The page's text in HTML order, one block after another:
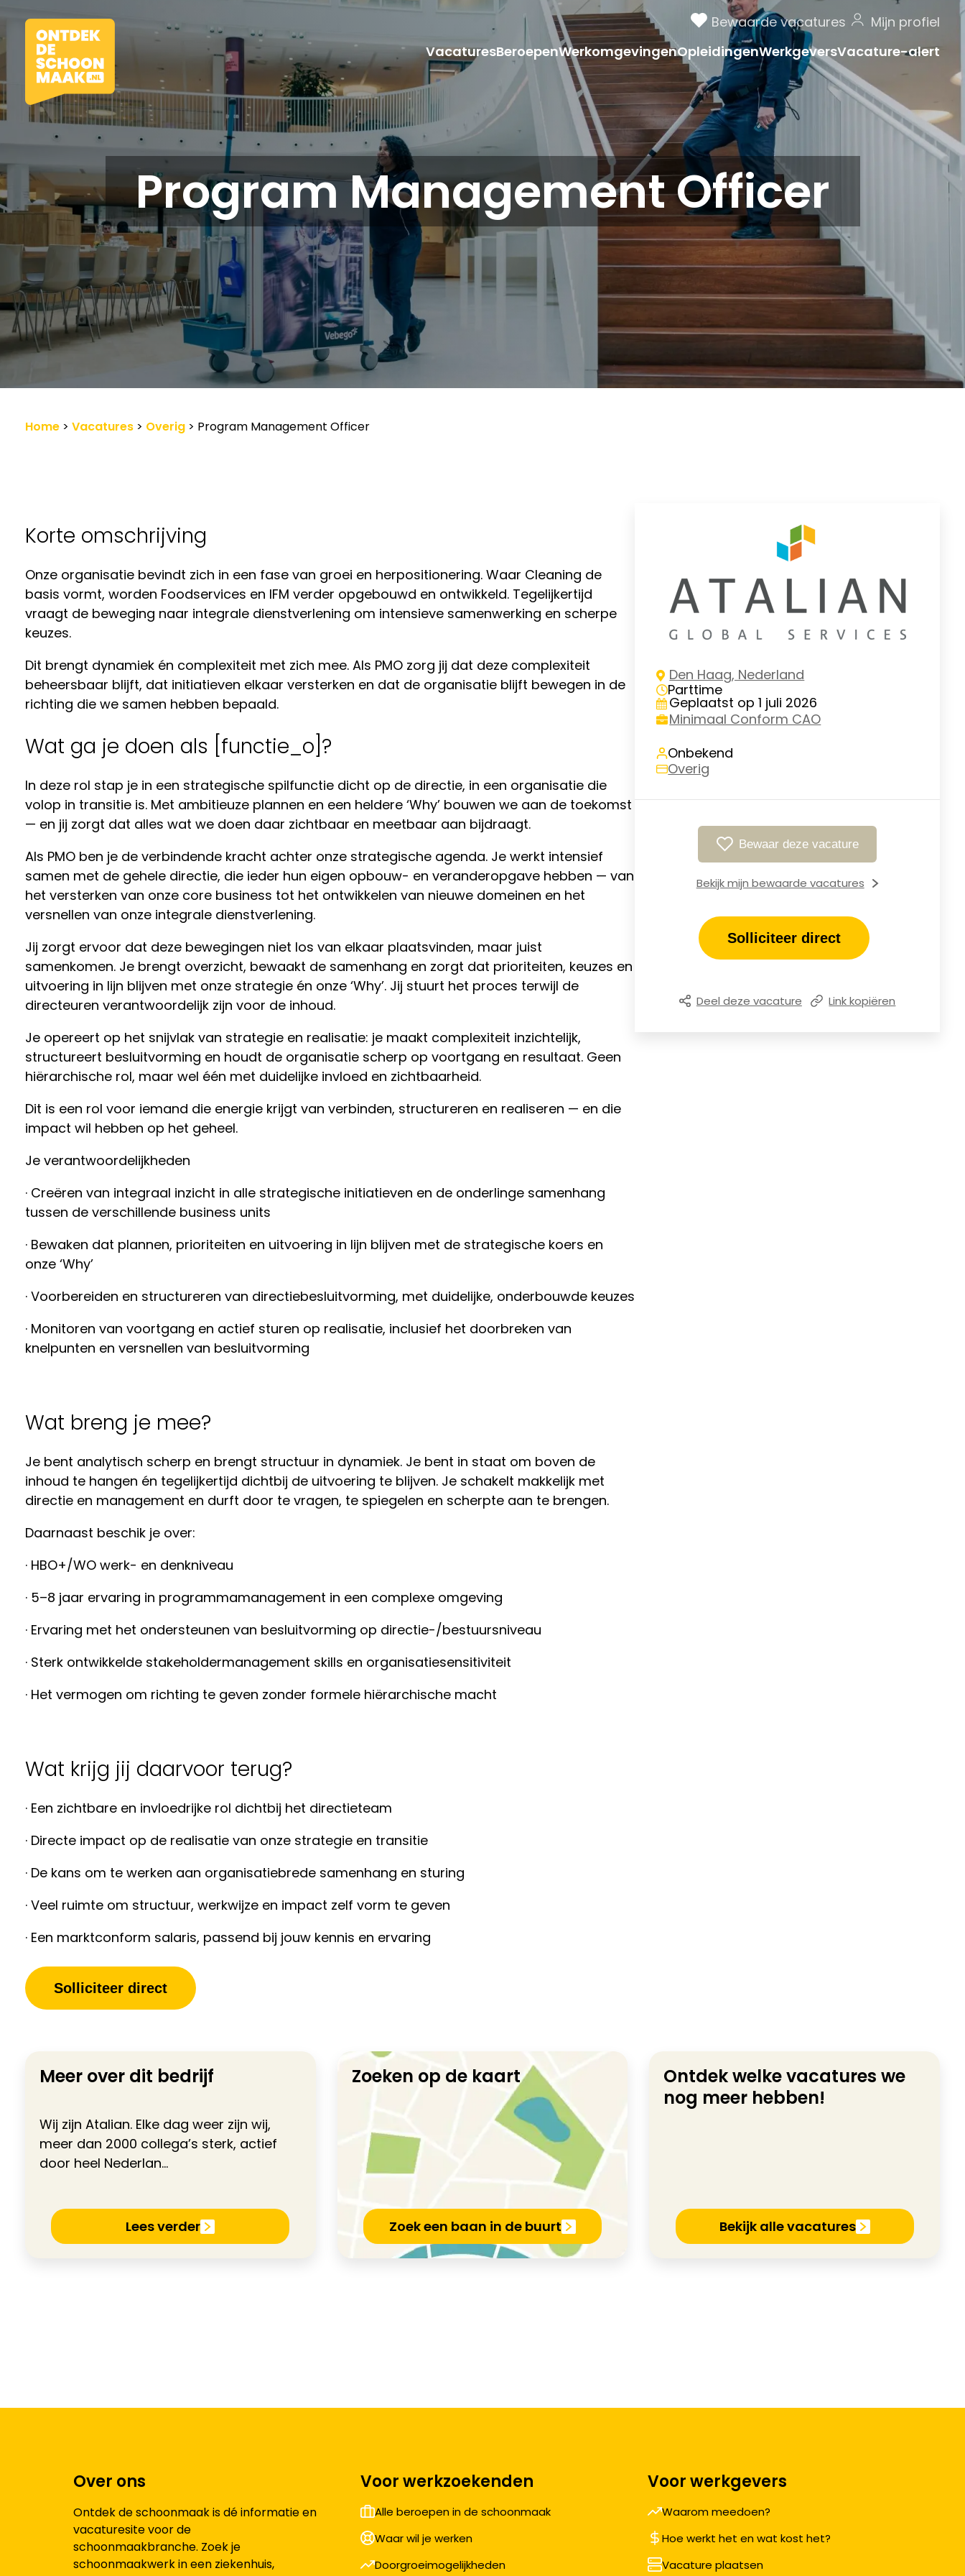
Bewaarde vacatures
Mijn profiel
VacaturesBeroepenWerkomgevingenOpleidingenWerkgeversVacature-alert
Program Management Officer
Home > Vacatures > Overig > Program Management Officer
Korte omschrijving
Onze organisatie bevindt zich in een fase van groei en herpositionering. Waar Cleaning de
basis vormt, worden Foodservices en IFM verder opgebouwd en ontwikkeld. Tegelijkertijd
vraagt de beweging naar integrale dienstverlening om intensieve samenwerking en scherpe
keuzes.
Dit brengt dynamiek én complexiteit met zich mee. Als PMO zorg jij dat deze complexiteit
beheersbaar blijft, dat initiatieven elkaar versterken en dat de organisatie blijft bewegen in de
richting die we samen hebben bepaald.
Wat ga je doen als [functie_o]?
In deze rol stap je in een strategische spilfunctie dicht op de directie, in een organisatie die
volop in transitie is. Met ambitieuze plannen en een heldere ‘Why’ bouwen we aan de toekomst
— en jij zorgt dat alles wat we doen daar zichtbaar en meetbaar aan bijdraagt.
Als PMO ben je de verbindende kracht achter onze strategische agenda. Je werkt intensief
samen met de gehele directie, die ieder hun eigen opbouw- en veranderopgave hebben — van
het versterken van onze core business tot het ontwikkelen van nieuwe domeinen en het
versnellen van onze integrale dienstverlening.
Jij zorgt ervoor dat deze bewegingen niet los van elkaar plaatsvinden, maar juist
samenkomen. Je brengt overzicht, bewaakt de samenhang en zorgt dat prioriteiten, keuzes en
uitvoering in lijn blijven met onze strategie én onze ‘Why’. Jij stuurt het proces terwijl de
directeuren verantwoordelijk zijn voor de inhoud.
Je opereert op het snijvlak van strategie en realisatie: je maakt complexiteit inzichtelijk,
structureert besluitvorming en houdt de organisatie scherp op voortgang en resultaat. Geen
hiërarchische rol, maar wel één met duidelijke invloed en zichtbaarheid.
Dit is een rol voor iemand die energie krijgt van verbinden, structureren en realiseren — en die
impact wil hebben op het geheel.
Je verantwoordelijkheden
· Creëren van integraal inzicht in alle strategische initiatieven en de onderlinge samenhang
tussen de verschillende business units
· Bewaken dat plannen, prioriteiten en uitvoering in lijn blijven met de strategische koers en
onze ‘Why’
· Voorbereiden en structureren van directiebesluitvorming, met duidelijke, onderbouwde keuzes
· Monitoren van voortgang en actief sturen op realisatie, inclusief het doorbreken van
knelpunten en versnellen van besluitvorming
Wat breng je mee?
Je bent analytisch scherp en brengt structuur in dynamiek. Je bent in staat om boven de
inhoud te hangen én tegelijkertijd dichtbij de uitvoering te blijven. Je schakelt makkelijk met
directie en management en durft door te vragen, te spiegelen en scherpte aan te brengen.
Daarnaast beschik je over:
· HBO+/WO werk- en denkniveau
· 5–8 jaar ervaring in programmamanagement in een complexe omgeving
· Ervaring met het ondersteunen van besluitvorming op directie-/bestuursniveau
· Sterk ontwikkelde stakeholdermanagement skills en organisatiesensitiviteit
· Het vermogen om richting te geven zonder formele hiërarchische macht
Wat krijg jij daarvoor terug?
· Een zichtbare en invloedrijke rol dichtbij het directieteam
· Directe impact op de realisatie van onze strategie en transitie
· De kans om te werken aan organisatiebrede samenhang en sturing
· Veel ruimte om structuur, werkwijze en impact zelf vorm te geven
· Een marktconform salaris, passend bij jouw kennis en ervaring
Solliciteer direct
Den Haag, Nederland
Parttime
Geplaatst op 1 juli 2026
Minimaal Conform CAO
Onbekend
Overig
Bewaar deze vacature
Bekijk mijn bewaarde vacatures
Solliciteer direct
Deel deze vacature Link kopiëren
Meer over dit bedrijf
Wij zijn Atalian. Elke dag weer zijn wij,
meer dan 2000 collega’s sterk, actief
door heel Nederlan...
Lees verder
Zoeken op de kaart
Zoek een baan in de buurt
Ontdek welke vacatures we
nog meer hebben!
Bekijk alle vacatures
Over ons
Ontdek de schoonmaak is dé informatie en
vacaturesite voor de
schoonmaakbranche. Zoek je
schoonmaakwerk in een ziekenhuis,
Voor werkzoekenden
Alle beroepen in de schoonmaak
Waar wil je werken
Doorgroeimogelijkheden
Voor werkgevers
Waarom meedoen?
Hoe werkt het en wat kost het?
Vacature plaatsen
Vacatures
Beroepen
Werkomgevingen
Opleidingen
Werkgevers